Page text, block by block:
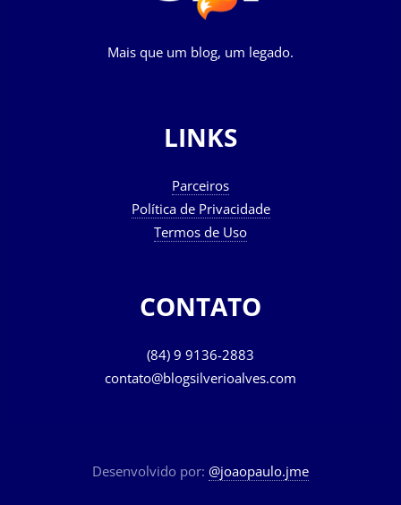
Mais que um blog, um legado.
LINKS
Parceiros
Política de Privacidade
Termos de Uso
CONTATO
(84) 9 9136-2883
contato@blogsilverioalves.com
Desenvolvido por: @joaopaulo.jme